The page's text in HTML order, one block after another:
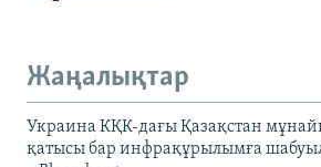
Жаңалықтар
Украина КҚК-дағы Қазақстан
қатысы бар инфрақұрылымға